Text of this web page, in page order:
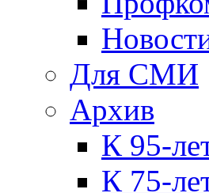
Для СМИ
Архив
К 95-
К 75-